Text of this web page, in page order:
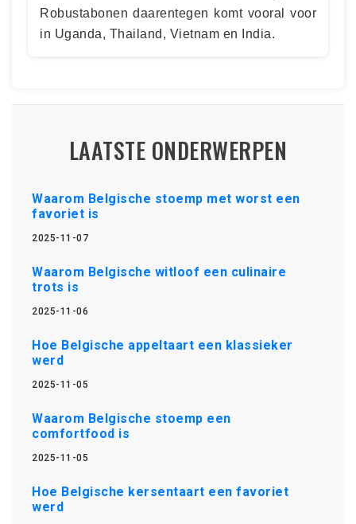
Robustabonen daarentegen komt vooral voor
in Uganda, Thailand, Vietnam en India.
LAATSTE ONDERWERPEN
Waarom Belgische stoemp met worst een
favoriet is
2025-11-07
Waarom Belgische witloof een culinaire
trots is
2025-11-06
Hoe Belgische appeltaart een klassieker
werd
2025-11-05
Waarom Belgische stoemp een
comfortfood is
2025-11-05
Hoe Belgische kersentaart een favoriet
werd